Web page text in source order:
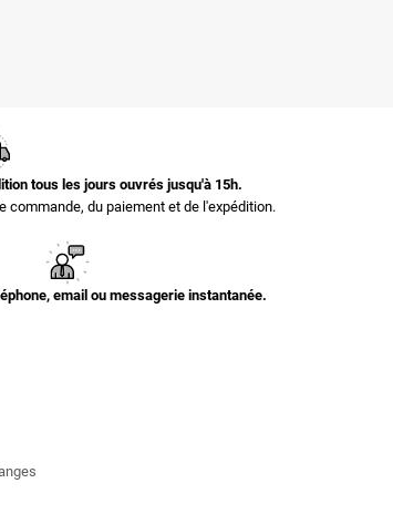
tous les jours ouvrés jusqu'à 15h.
commande, du paiement et de l'expédition.
email ou messagerie instantanée.